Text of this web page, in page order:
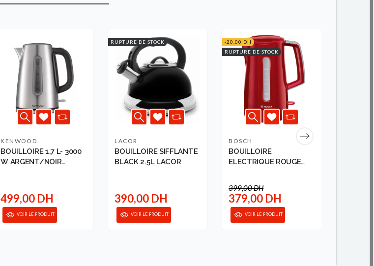
KENWOOD
BOUILLOIRE 1,7 L- 3000
W ARGENT/NOIR
499,00 DH
VOIR LE PRODUIT
RUPTURE DE STOCK
LACOR
BOUILLOIRE SIFFLANTE
BLACK 2.5L LACOR
390,00 DH
VOIR LE PRODUIT
-20,00 DH
RUPTURE DE STOCK
BOSCH
BOUILLOIRE
ELECTRIQUE ROUGE
399,00 DH
379,00 DH
VOIR LE PRODUIT